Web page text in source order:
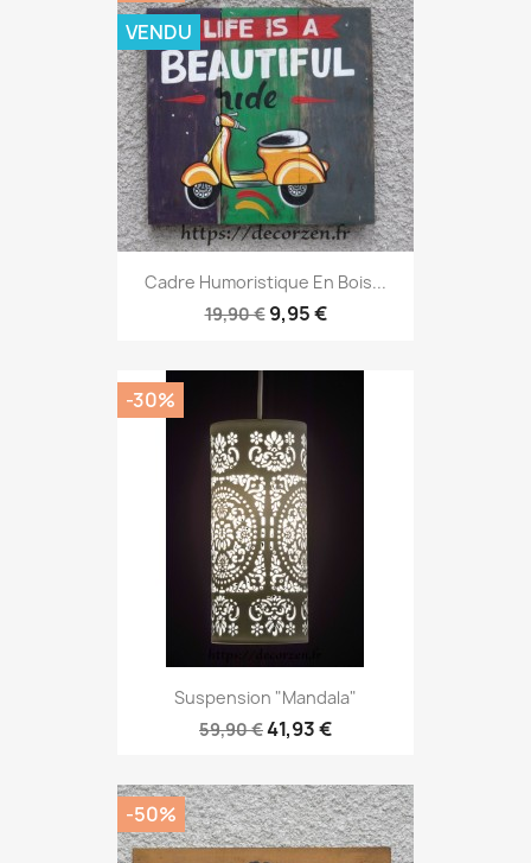
Cadre Humoristique En Bois...
19,90 € 9,95 €
VENDU
Suspension "Mandala"
59,90 €41,93 €
-30%
-50%